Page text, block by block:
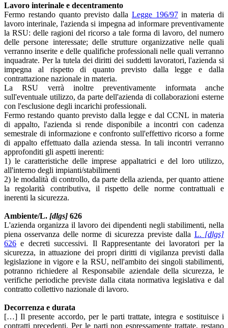
Lavoro interinale e decentramento
Fermo restando quanto previsto dalla Legge 196/97in materia di
lavoro interinale, l'azienda si impegna ad informare preventivamente
la RSU: delle ragioni del ricorso a tale forma di lavoro, del numero
delle persone interessate; delle strutture organizzative nelle quali
verranno inserite e delle qualifiche professionali nelle quali verranno
inquadrate. Per la tutela dei diritti dei suddetti lavoratori, l'azienda si
impegna al rispetto di quanto previsto dalla legge e dalla
contrattazione nazionale in materia.
La RSU verrà inoltre preventivamente informata anche
sull'eventuale utilizzo, da parte dell'azienda di collaborazioni esterne
con l'esclusione degli incarichi professionali.
Fermo restando quanto previsto dalla legge e dal CCNL in materia
di appalto, l'azienda si rende disponibile a incontri con cadenza
semestrale di informazione e confronto sull'effettivo ricorso a forme
di appalto effettuato dalla azienda stessa. In tali incontri verranno
approfonditi gli aspetti inerenti:
1) le caratteristiche delle imprese appaltatrici e del loro utilizzo,
all'interno degli impianti/stabilimenti
2) le modalità di controllo, da parte della azienda, per quanto attiene
la regolarità contributiva, il rispetto delle norme contrattuali e
inerenti la sicurezza.
Ambiente/L. [dlgs] 626
L'azienda organizza il lavoro dei dipendenti negli stabilimenti, nella
piena osservanza delle norme di sicurezza previste dalla L. [dlgs]
626 e decreti successivi. Il Rappresentante dei lavoratori per la
sicurezza, in attuazione dei propri diritti di vigilanza previsti dalla
legislazione in vigore e la RSU, nell'ambito dei singoli stabilimenti,
potranno richiedere al Responsabile aziendale della sicurezza, le
verifiche periodiche previste dalla citata normativa legislativa e dal
contratto collettivo nazionale di lavoro.
Decorrenza e durata
[…] Il presente accordo, per le parti trattate, integra e sostituisce i
contratti precedenti. Per le parti non espressamente trattate, restano